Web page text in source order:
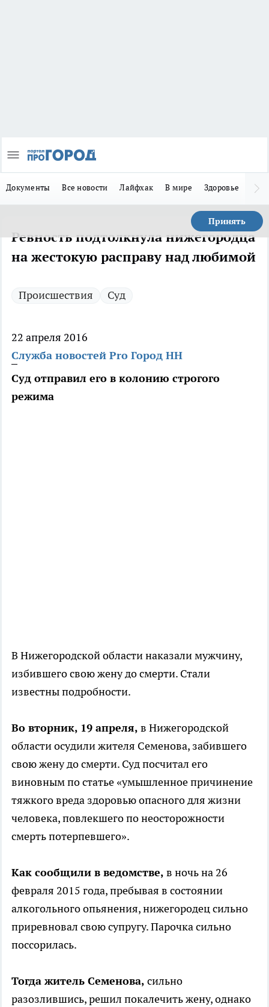
Документы Все новости Лайфхак В мире Здоровье
Принять
Ревность подтолкнула нижегородца
на жестокую расправу над любимой
Происшествия Суд
22 апреля 2016
Служба новостей Pro Город НН
Суд отправил его в колонию строгого
режима
В Нижегородской области наказали мужчину,
избившего свою жену до смерти. Стали
известны подробности.
Во вторник, 19 апреля, в Нижегородской
области осудили жителя Семенова, забившего
свою жену до смерти. Суд посчитал его
виновным по статье «умышленное причинение
тяжкого вреда здоровью опасного для жизни
человека, повлекшего по неосторожности
смерть потерпевшего».
Как сообщили в ведомстве, в ночь на 26
февраля 2015 года, пребывая в состоянии
алкогольного опьянения, нижегородец сильно
приревновал свою супругу. Парочка сильно
поссорилась.
Тогда житель Семенова, сильно
разозлившись, решил покалечить жену, однако